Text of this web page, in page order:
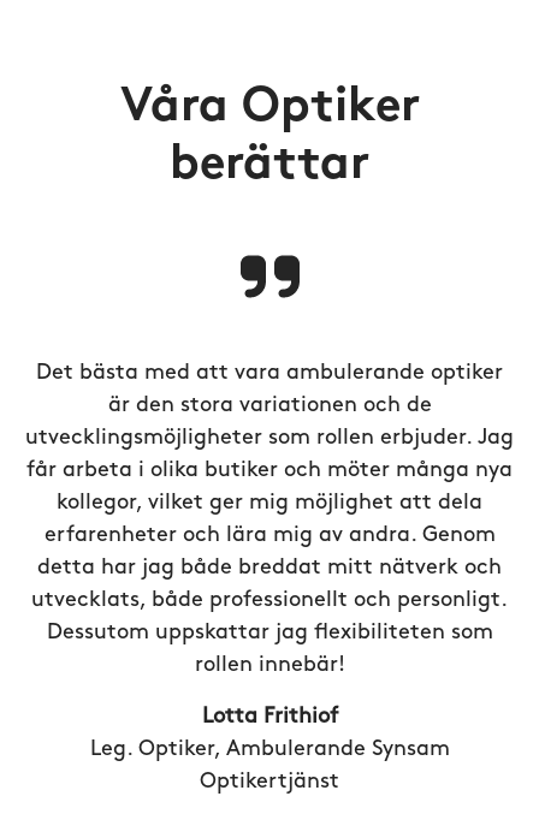
Våra Optiker
berättar
Det bästa med att vara ambulerande optiker
är den stora variationen och de
utvecklingsmöjligheter som rollen erbjuder. Jag
får arbeta i olika butiker och möter många nya
kollegor, vilket ger mig möjlighet att dela
erfarenheter och lära mig av andra. Genom
detta har jag både breddat mitt nätverk och
utvecklats, både professionellt och personligt.
Dessutom uppskattar jag flexibiliteten som
rollen innebär!
Lotta Frithiof
Leg. Optiker, Ambulerande Synsam
Optikertjänst